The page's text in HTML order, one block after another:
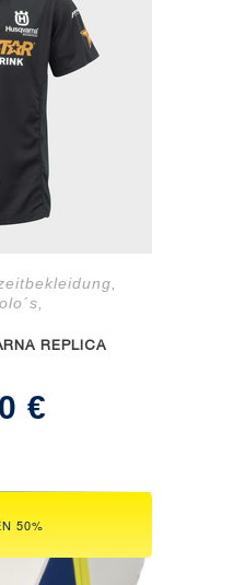
,
REPLICA
€
€
24,90 €.
50%